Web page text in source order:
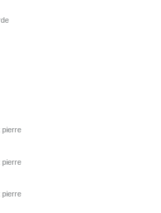
pierre
pierre
pierre